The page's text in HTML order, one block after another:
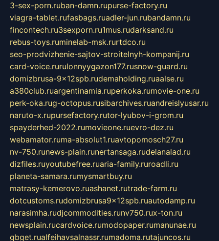
3-sex-porn.ruban-damn.rupurse-factory.ru
viagra-tablet.rufasbags.ruadler-jun.rubandamn.ru
fincontech.ru3sexporn.ru1mus.rudarksand.ru
rebus-toys.ruminelab-msk.rurtdco.ru
seo-prodvizhenie-sajtov-stroitelnyh-kompanij.ru
card-voice.rurulonnyygazon177.rusnow-guard.ru
domizbrusa-9x12spb.rudemaholding.ruaalse.ru
a380club.ruargentinamia.ruperkoka.rumovie-one.ru
perk-oka.rug-octopus.rusibarchives.ruandreislyusar.ru
naruto-x.rupursefactory.rutor-lyubov-i-grom.ru
spayderhed-2022.rumovieone.ruevro-dez.ru
webamator.ruma-absolut1.ruavtopomosch27.ru
nv-750.runews-plain.runertansaga.rudelanalad.ru
dizfiles.ruyoutubefree.ruaria-family.ruroadli.ru
planeta-samara.rumysmartbuy.ru
matrasy-kemerovo.ruashanet.rutrade-farm.ru
dotcustoms.rudomizbrusa9x12spb.ruautodamp.ru
narasimha.rudjcommodities.runv750.rux-ton.ru
newsplain.rucardvoice.rumodopaper.rumanunae.ru
gbget.rualfeihavsalnassr.rumadoma.rutajuncos.ru